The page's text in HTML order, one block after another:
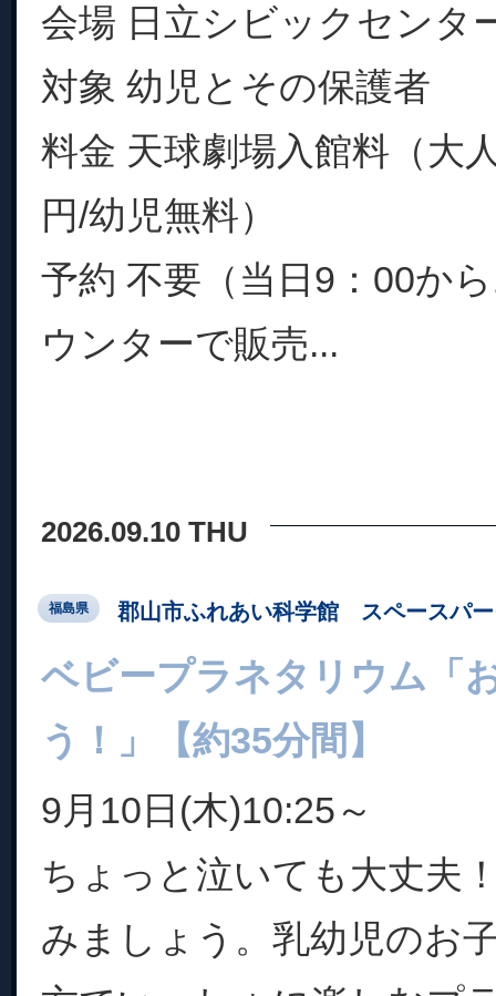
会場 日立シビックセンタ
対象 幼児とその保護者
料金 天球劇場入館料（大
円/幼児無料）
予約 不要（当日9：00か
ウンターで販売...
2026.09.10 THU
福島県 郡山市ふれあい科学館 スペースパ
ベビープラネタリウム「
う！」【約35分間】
9月10日(木)10:25～
ちょっと泣いても大丈夫
みましょう。乳幼児のお